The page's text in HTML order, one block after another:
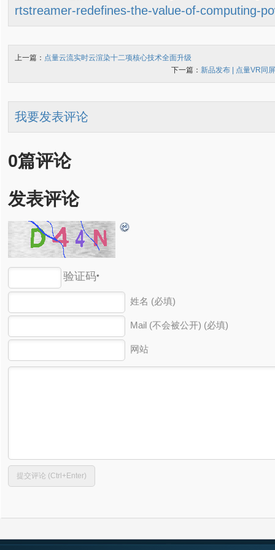
rtstreamer-redefines-the-value-of-computing-
上一篇： 点量云流实时云渲染十二项核心技术全面升级
下一篇： 新品发布 | 点量VR同
我要发表评论
0篇评论
发表评论
验证码*
姓名 (必填)
Mail (不会被公开) (必填)
网站